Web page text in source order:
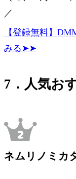
／
【登録無料】
みる➤➤
7．人気お
ネムリノミカ